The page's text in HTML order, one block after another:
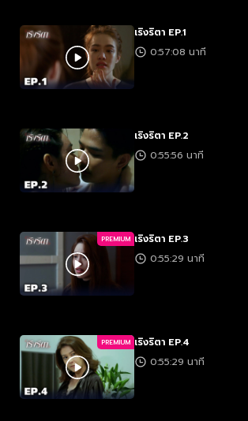
เริงริตา EP.1
0:57:08 นาที
เริงริตา EP.2
0:55:56 นาที
PREMIUM เริงริตา EP.3
0:55:29 นาที
PREMIUM เริงริตา EP.4
0:55:29 นาที